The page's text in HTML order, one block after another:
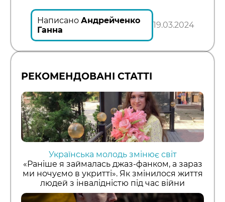
Написано Андрейченко
Ганна
19.03.2024
РЕКОМЕНДОВАНІ СТАТТІ
Українська молодь змінює світ
«Раніше я займалась джаз-фанком, а зараз
ми ночуємо в укритті». Як змінилося життя
людей з інвалідністю під час війни